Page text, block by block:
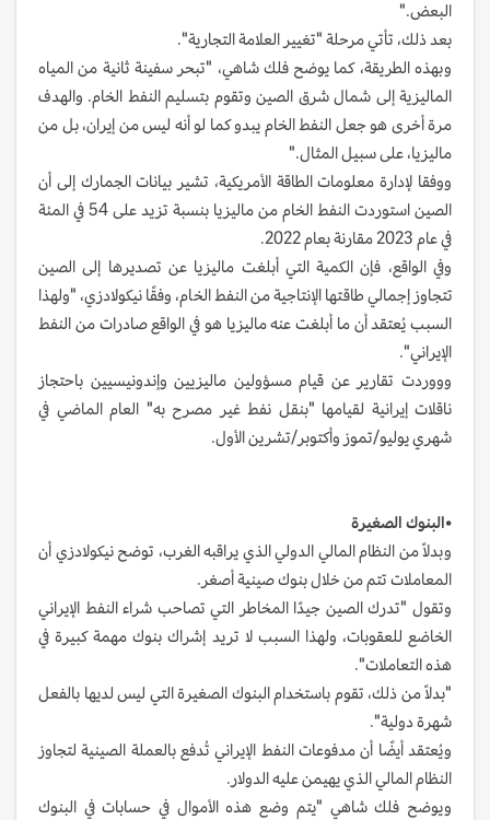
البعض."
بعد ذلك، تأتي مرحلة "تغيير العلامة التجارية".
وبهذه الطريقة، كما يوضح فلك شاهي، "تبحر سفينة ثانية من المياه
الماليزية إلى شمال شرق الصين وتقوم بتسليم النفط الخام. والهدف
مرة أخرى هو جعل النفط الخام يبدو كما لو أنه ليس من إيران، بل من
ماليزيا، على سبيل المثال."
ووفقا لإدارة معلومات الطاقة الأمريكية، تشير بيانات الجمارك إلى أن
الصين استوردت النفط الخام من ماليزيا بنسبة تزيد على 54 في المئة
في عام 2023 مقارنة بعام 2022.
وفي الواقع، فإن الكمية التي أبلغت ماليزيا عن تصديرها إلى الصين
تتجاوز إجمالي طاقتها الإنتاجية من النفط الخام، وفقًا نيكولادزي، "ولهذا
السبب يُعتقد أن ما أبلغت عنه ماليزيا هو في الواقع صادرات من النفط
الإيراني".
وووردت تقارير عن قيام مسؤولين ماليزيين وإندونيسيين باحتجاز
ناقلات إيرانية لقيامها "بنقل نفط غير مصرح به" العام الماضي في
شهري يوليو/تموز وأكتوبر/تشرين الأول.
•البنوك الصغيرة
وبدلاً من النظام المالي الدولي الذي يراقبه الغرب، توضح نيكولادزي أن
المعاملات تتم من خلال بنوك صينية أصغر.
وتقول "تدرك الصين جيدًا المخاطر التي تصاحب شراء النفط الإيراني
الخاضع للعقوبات، ولهذا السبب لا تريد إشراك بنوك مهمة كبيرة في
هذه التعاملات".
"بدلاً من ذلك، تقوم باستخدام البنوك الصغيرة التي ليس لديها بالفعل
شهرة دولية".
ويُعتقد أيضًا أن مدفوعات النفط الإيراني تُدفع بالعملة الصينية لتجاوز
النظام المالي الذي يهيمن عليه الدولار.
ويوضح فلك شاهي "يتم وضع هذه الأموال في حسابات في البنوك